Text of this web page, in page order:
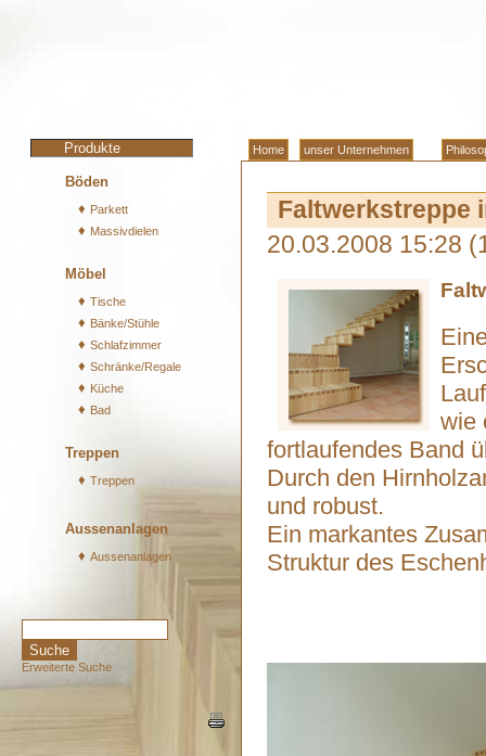
Produkte Home unser Unternehmen
Böden
♦ Parkett
♦ Massivdielen
Möbel
♦ Tische
♦ Bänke/Stühle
♦ Schlafzimmer
♦ Schränke/Regale
♦ Küche
♦ Bad
Treppen
♦ Treppen
Aussenanlagen
♦ Aussenanlagen
Erweiterte Suche
Faltwerkstreppe
20.03.2008 15:28 (
wie
fortlaufendes Band
Durch den
und robust.
Ein markantes
Struktur des